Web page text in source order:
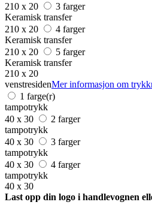
210 x 20
3 farger
Keramisk transfer
210 x 20
4 farger
Keramisk transfer
210 x 20
5 farger
Keramisk transfer
210 x 20
venstresidenMer informasjon om
1 farge(r)
tampotrykk
40 x 30
2 farger
tampotrykk
40 x 30
3 farger
tampotrykk
40 x 30
4 farger
tampotrykk
40 x 30
Last opp din logo i handlevognen